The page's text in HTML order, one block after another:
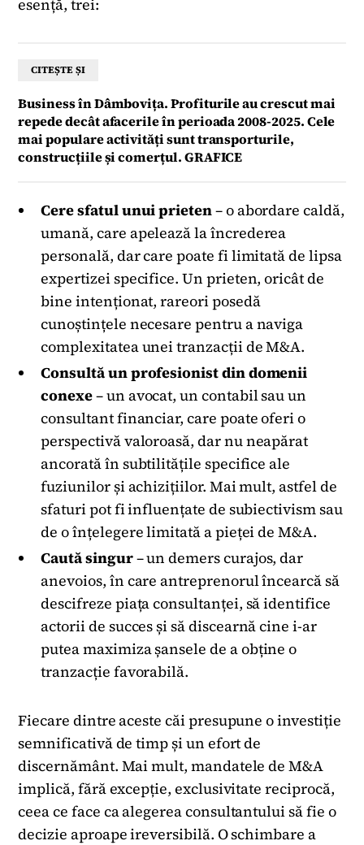
esență, trei:
CITEȘTE ȘI
Business în Dâmbovița. Profiturile au crescut mai
repede decât afacerile în perioada 2008-2025. Cele
mai populare activități sunt transporturile,
construcțiile și comerțul. GRAFICE
Cere sfatul unui prieten– o abordare caldă,
umană, care apelează la încrederea
personală, dar care poate fi limitată de lipsa
expertizei specifice. Un prieten, oricât de
bine intenționat, rareori posedă
cunoștințele necesare pentru a naviga
complexitatea unei tranzacții de M&A.
Consultă un profesionist din domenii
conexe– un avocat, un contabil sau un
consultant financiar, care poate oferi o
perspectivă valoroasă, dar nu neapărat
ancorată în subtilitățile specifice ale
fuziunilor și achizițiilor. Mai mult, astfel de
sfaturi pot fi influențate de subiectivism sau
de o înțelegere limitată a pieței de M&A.
Caută singur– un demers curajos, dar
anevoios, în care antreprenorul încearcă să
descifreze piața consultanței, să identifice
actorii de succes și să discearnă cine i-ar
putea maximiza șansele de a obține o
tranzacție favorabilă.
Fiecare dintre aceste căi presupune o investiție
semnificativă de timp și un efort de
discernământ. Mai mult, mandatele de M&A
implică, fără excepție, exclusivitate reciprocă,
ceea ce face ca alegerea consultantului să fie o
decizie aproape ireversibilă. O schimbare a